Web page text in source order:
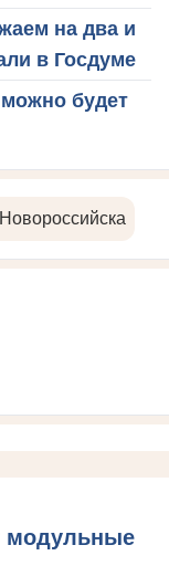
на два и
в Госдуме
будет
модульные